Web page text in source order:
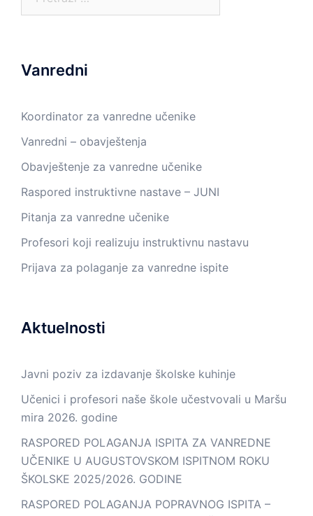
Vanredni
Koordinator za vanredne učenike
Vanredni – obavještenja
Obavještenje za vanredne učenike
Raspored instruktivne nastave – JUNI
Pitanja za vanredne učenike
Profesori koji realizuju instruktivnu nastavu
Prijava za polaganje za vanredne ispite
Aktuelnosti
Javni poziv za izdavanje školske kuhinje
Učenici i profesori naše škole učestvovali u Maršu
mira 2026. godine
RASPORED POLAGANJA ISPITA ZA VANREDNE
UČENIKE U AUGUSTOVSKOM ISPITNOM ROKU
ŠKOLSKE 2025/2026. GODINE
RASPORED POLAGANJA POPRAVNOG ISPITA –